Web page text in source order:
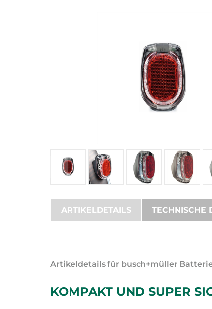
ARTIKELDETAILS TECHNISCHE
Artikeldetails für busch+müller
KOMPAKT UND SUPER